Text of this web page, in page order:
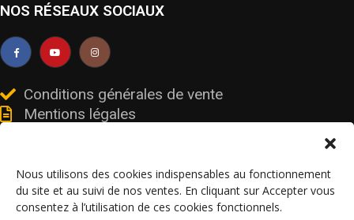
Nous utilisons des cookies indispensables au fonctionnement
du site et au suivi de nos ventes. En cliquant sur Accepter vous
consentez à l’utilisation de ces cookies fonctionnels.
NOS RÉSEAUX SOCIAUX
Conditions générales de vente
Mentions légales